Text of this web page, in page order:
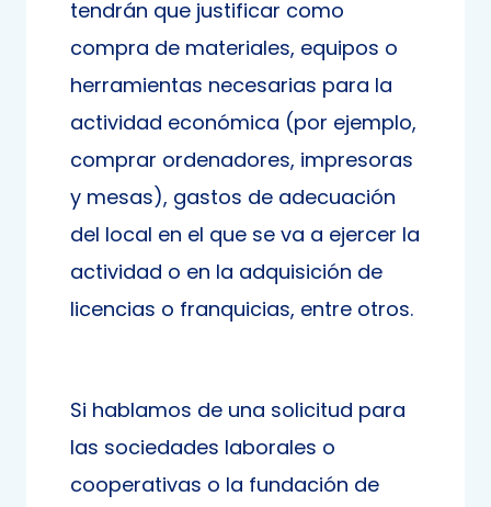
tendrán que justificar como
compra de materiales, equipos o
herramientas necesarias para la
actividad económica (por ejemplo,
comprar ordenadores, impresoras
y mesas), gastos de adecuación
del local en el que se va a ejercer la
actividad o en la adquisición de
licencias o franquicias, entre otros.
Si hablamos de una solicitud para
las sociedades laborales o
cooperativas o la fundación de